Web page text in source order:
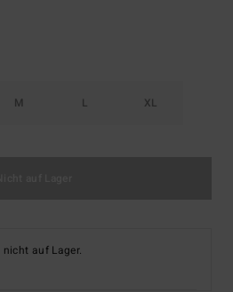
M L XL
auf Lager.